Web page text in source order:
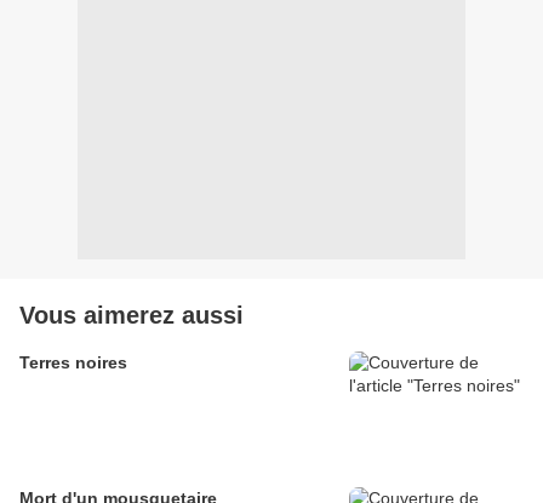
Vous aimerez aussi
Terres noires
Mort d'un mousquetaire